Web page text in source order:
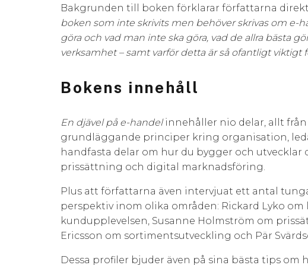
Bakgrunden till boken förklarar författarna
boken som inte skrivits men behöver skrivas om e-
göra och vad man inte ska göra, vad de allra bästa
verksamhet – samt varför detta är så ofantligt viktigt
Bokens innehåll
En djävel på e-handelinnehåller nio delar, allt
grundläggande principer kring organisation,
handfasta delar om hur du bygger och utvecklar
prissättning och digital marknadsföring.
Plus att författarna även intervjuat ett antal
perspektiv inom olika områden: Rickard Lyko
kundupplevelsen, Susanne Holmström om
Ericsson om sortimentsutveckling och Pär
Dessa profiler bjuder även på sina bästa tips om